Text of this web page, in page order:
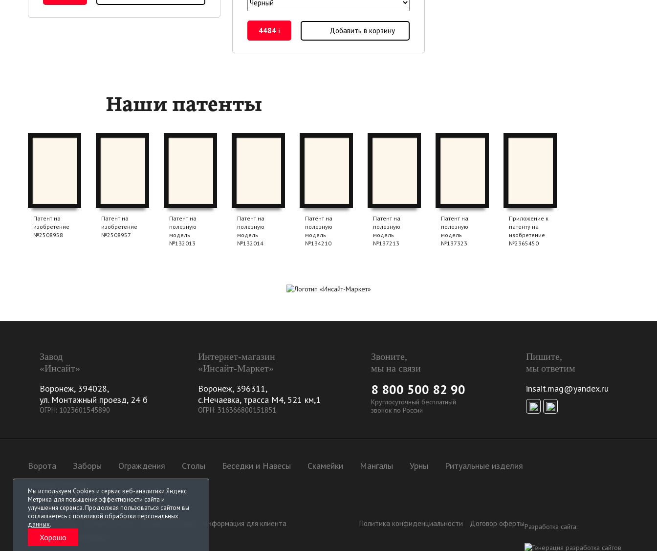
4484 i Добавить в корзину
Наши патенты
Патент на
изобретение
№2508958
Патент на
изобретение
№2508957
Патент на
полезную
модель
№132013
Патент на
полезную
модель
№132014
Патент на
полезную
модель
№134210
Патент на
полезную
модель
№137213
Патент на
полезную
модель
№137323
Приложение к
патенту на
изобретение
№2365450
Завод
«Инсайт»
Воронеж, 394028,
ул. Монтажный проезд, 24 б
ОГРН: 1023601545890
Интернет-магазин
«Инсайт-Маркет»
Воронеж, 396311,
с.Нечаевка, трасса М4, 521 км,1
ОГРН: 316366800151851
Звоните,
мы на связи
8 800 500 82 90
Круглосуточный бесплатный
звонок по России
Пишите,
мы ответим
insait.mag@yandex.ru
Ворота Заборы Ограждения Столы Беседки и Навесы Скамейки Мангалы Урны
Ритуальные изделия
Разработка сайта:
Политика конфиденциальности Договор оферты
Условия заказа
Информация для клиента
Контактная информация
Мы используем Cookies и сервис веб-аналитики Яндекс
Метрика для повышения эффективности сайта и
улучшения сервиса. Продолжая пользоваться сайтом вы
соглашаетесь сполитикой обработки персональных
данных.
Хорошо